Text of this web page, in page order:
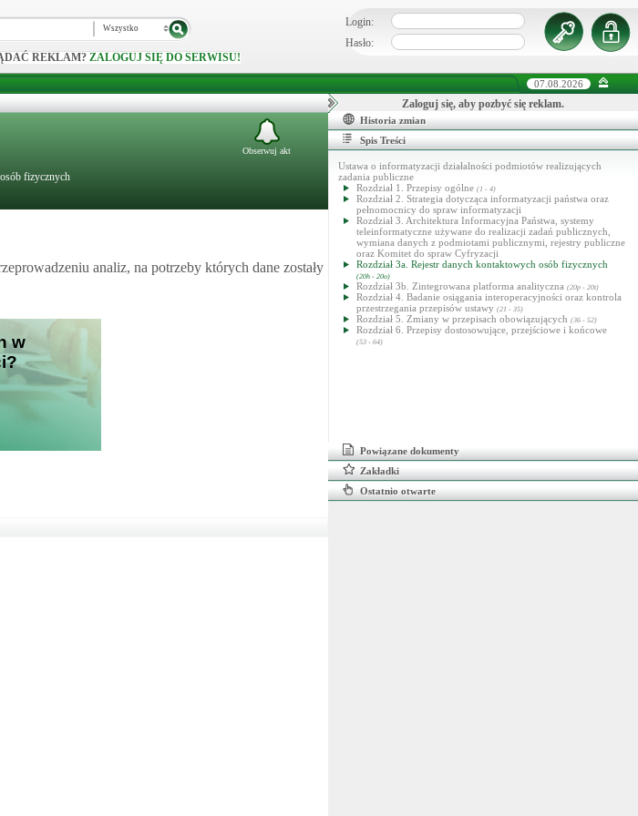
Wszystko
REKLAM? ZALOGUJ SIĘ DO SERWISU!
Login:
Hasło:
07.08.2026
fizycznych
Obserwuj akt
analiz, na potrzeby których dane zostały
w
Zaloguj się, aby pozbyć się reklam.
Historia zmian
Spis Treści
Ustawa o informatyzacji działalności podmiotów realizujących
zadania publiczne
Rozdział 1. Przepisy ogólne (1 - 4)
Rozdział 2. Strategia dotycząca informatyzacji państwa oraz
pełnomocnicy do spraw informatyzacji
Rozdział 3. Architektura Informacyjna Państwa, systemy
teleinformatyczne używane do realizacji zadań publicznych,
wymiana danych z podmiotami publicznymi, rejestry publiczne
oraz Komitet do spraw Cyfryzacji
Rozdział 3a. Rejestr danych kontaktowych osób fizycznych
(20h - 20o)
Rozdział 3b. Zintegrowana platforma analityczna (20p - 20t)
Rozdział 4. Badanie osiągania interoperacyjności oraz kontrola
przestrzegania przepisów ustawy (21 - 35)
Rozdział 5. Zmiany w przepisach obowiązujących (36 - 52)
Rozdział 6. Przepisy dostosowujące, przejściowe i końcowe
(53 - 64)
Powiązane dokumenty
Zakładki
Ostatnio otwarte